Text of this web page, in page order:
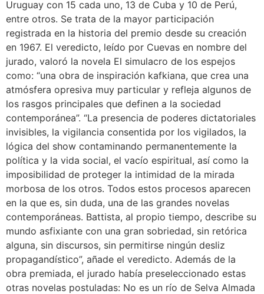
Uruguay con 15 cada uno, 13 de Cuba y 10 de Perú,
entre otros. Se trata de la mayor participación
registrada en la historia del premio desde su creación
en 1967. El veredicto, leído por Cuevas en nombre del
jurado, valoró la novela El simulacro de los espejos
como: “una obra de inspiración kafkiana, que crea una
atmósfera opresiva muy particular y refleja algunos de
los rasgos principales que definen a la sociedad
contemporánea”. “La presencia de poderes dictatoriales
invisibles, la vigilancia consentida por los vigilados, la
lógica del show contaminando permanentemente la
política y la vida social, el vacío espiritual, así como la
imposibilidad de proteger la intimidad de la mirada
morbosa de los otros. Todos estos procesos aparecen
en la que es, sin duda, una de las grandes novelas
contemporáneas. Battista, al propio tiempo, describe su
mundo asfixiante con una gran sobriedad, sin retórica
alguna, sin discursos, sin permitirse ningún desliz
propagandístico”, añade el veredicto. Además de la
obra premiada, el jurado había preseleccionado estas
otras novelas postuladas: No es un río de Selva Almada